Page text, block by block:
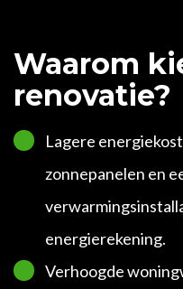
Waarom
renovatie?
Lagere
zonnepanelen en
energierekening.
Verhoogde